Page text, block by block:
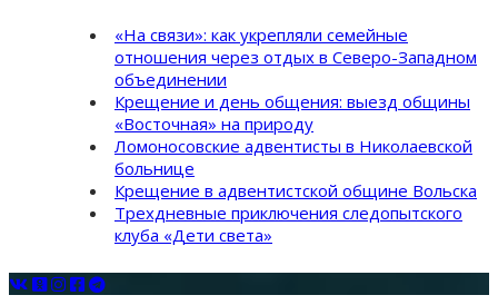
«На связи»: как укрепляли семейные
отношения через отдых в Северо-Западном
объединении
Крещение и день общения: выезд общины
«Восточная» на природу
Ломоносовские адвентисты в Николаевской
больнице
Крещение в адвентистской общине Вольска
Трехдневные приключения следопытского
клуба «Дети света»